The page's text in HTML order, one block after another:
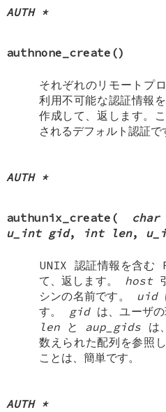
AUTH *
authnone_create ()
それぞれのリモートプ
利用不可能な認証情報
作成して、返します。
されるデフォルト認証で
AUTH *
authunix_create (
u_int gid, int len,
UNIX 認証情報を含む
て、返します。 host
シンの名前です。 uid
す。
gidは、ユーザの
lenと aup_gids は
数えられた配列を参照
ことは、簡単です。
AUTH *